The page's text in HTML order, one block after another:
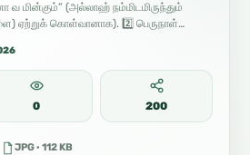
மின்கும்” (அல்லாஹ் நம்மிடமிருந்தும்
ஏற்றுக் கொள்வானாக). 2️⃣ பெருநாள்…
0 200
JPG · 112 KB